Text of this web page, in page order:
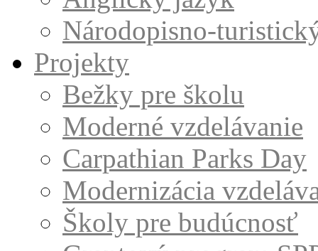
Národopisno-
Projekty
Bežky pre školu
Moderné vzdelávanie
Carpathian Parks Day
Modernizácia
Školy pre budúcnosť